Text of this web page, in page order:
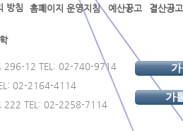
l l결산공고
홈페이지 운영지침
방침 예산공고
296-12 TEL: 02-740-9714
02-2164-4114
222 TEL: 02-2258-7114
가